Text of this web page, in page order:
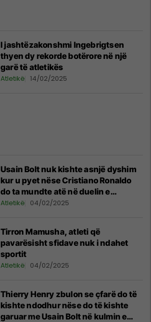
I jashtëzakonshmi Ingebrigtsen
thyen dy rekorde botërore në një
garë të atletikës
Atletikë 14/02/2025
Usain Bolt nuk kishte asnjë dyshim
kur u pyet nëse Cristiano Ronaldo
do ta mundte atë në duelin e
shpejtësisë
Atletikë 04/02/2025
Tirron Mamusha, atleti që
pavarësisht sfidave nuk i ndahet
sportit
Atletikë 04/02/2025
Thierry Henry zbulon se çfarë do të
kishte ndodhur nëse do të kishte
garuar me Usain Bolt në kulmin e